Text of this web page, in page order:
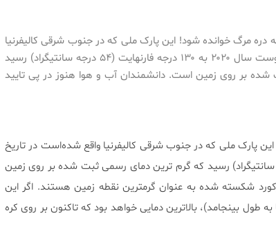
دره مرگ خوانده شود! این پارک ملی که در جنوب شرقی کالیفرنیا
واقع شده‌است در تاریخ ۱۶ آگوست سال ۲۰۲۰ به ۱۳۰ درجه فارنهایت (۵۴ درجه سانتیگراد) رسید
بر روی زمین است. دانشمندان آب و هوا هنوز در پی تایید
پارک ملی که در جنوب شرقی کالیفرنیا واقع شده‌است در تاریخ
سال ۲۰۲۰ به ۱۳۰ درجه فارنهایت (۵۴ درجه سانتیگراد) رسید که گرم ترین دمای رسمی ثبت شده بر روی زمین
شکسته شده به عنوان گرمترین نقطه زمین هستند. اگر این
طول بینجامد)، بالاترین دمایی خواهد بود که تاکنون بر روی کره